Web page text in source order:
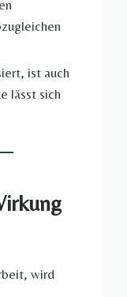
ist auch
lässt sich
wird